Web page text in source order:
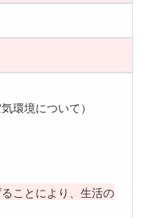
環境について）
ことにより、生活の